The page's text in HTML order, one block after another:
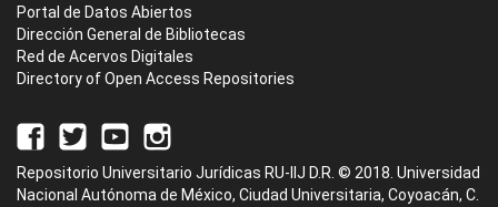
Portal de Datos Abiertos
Dirección General de Bibliotecas
Red de Acervos Digitales
Directory of Open Access Repositories
Repositorio Universitario Jurídicas RU-IIJ D.R. © 2018. Universidad
Nacional Autónoma de México, Ciudad Universitaria, Coyoacán, C.